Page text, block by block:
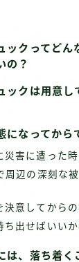
ックってどん
の？
ックは用意し
になってから
災害に遭った
周辺の深刻な
決意してから
ち出せばいい
は、落ち着く